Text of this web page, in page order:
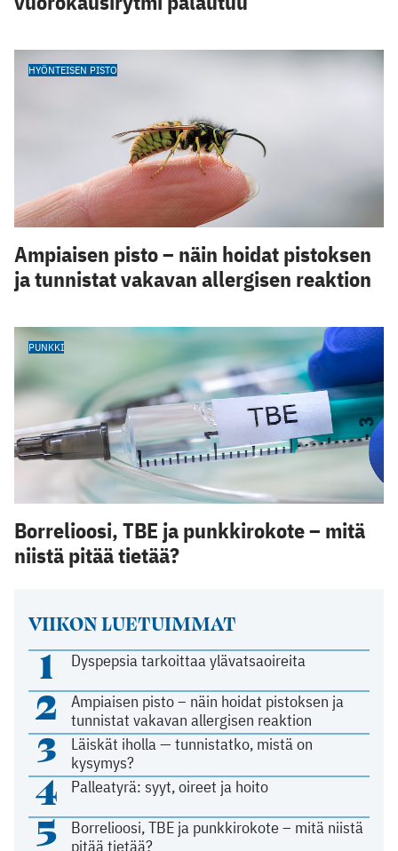
VIIKON LUETUIMMAT
1 Dyspepsia tarkoittaa ylävatsaoireita
2
Ampiaisen pisto – näin hoidat pistoksen ja
tunnistat vakavan allergisen reaktion
3
Läiskät iholla — tunnistatko, mistä on
kysymys?
4 Palleatyrä: syyt, oireet ja hoito
5
Borrelioosi, TBE ja punkkirokote – mitä niistä
pitää tietää?
HYÖNTEISEN PISTO
Ampiaisen pisto – näin hoidat pistoksen
ja tunnistat vakavan allergisen reaktion
PUNKKI
Borrelioosi, TBE ja punkkirokote – mitä
niistä pitää tietää?